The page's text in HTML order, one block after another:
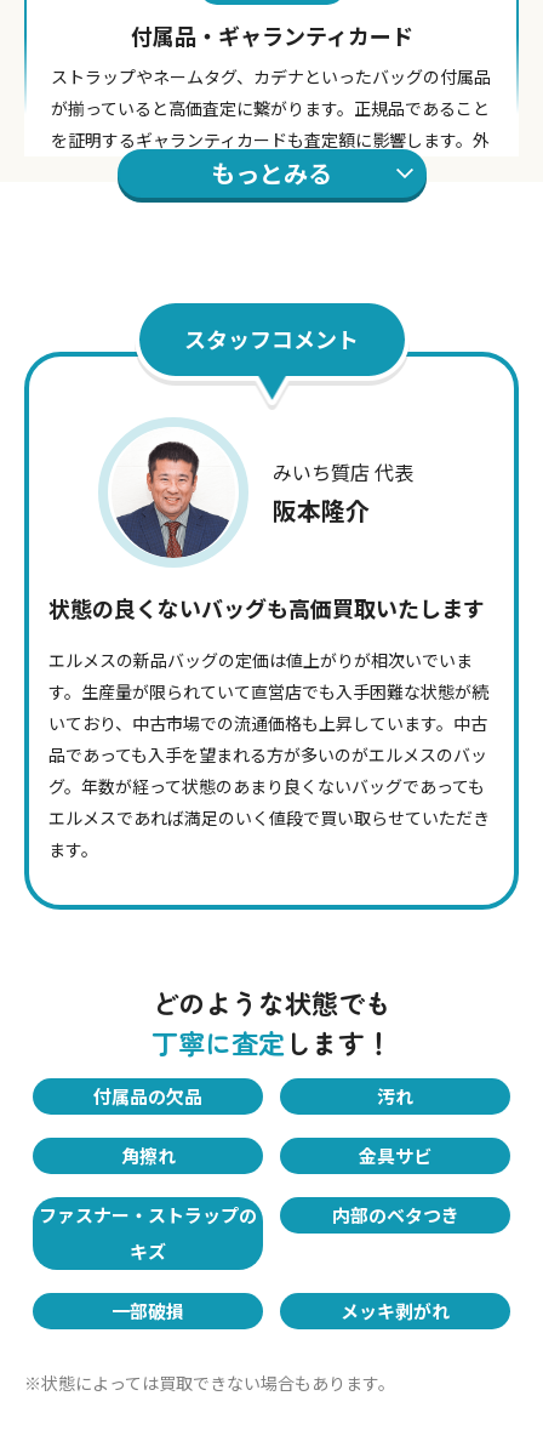
もっとみる
付属品・ギャランティカード
ストラップやネームタグ、カデナといったバッグの付属品
が揃っていると高価査定に繋がります。正規品であること
を証明するギャランティカードも査定額に影響します。外
箱は揃っていなくても構いません。
定番の黒はもちろん、洗練されたグレージュのエトゥープ
はエルメスにしか出せない色と言われるほど絶妙な色合い
で人気のカラーです。黒、エトゥープ、ブラウンの順で買
取価格が高くなる傾向があります。
Point.03
革の張り具合
は張り感があり型崩れしにくい革質が特徴です。新品の
バッグほど張りが強く、査定の際には評価が高くなるポイ
ントになります。
Point.04
イナスポイントになってしまいます。
Point.05
小さめのサイズのバッグ
買取市場では小さいバッグの方が大きいものよりもリセー
ルバリューが高い傾向にあります。同じシリーズのブラン
ドバッグで、定価は大きいサイズの方が高くても買取価格
では逆の結果になるケースも見られます。
Point.06
スタッフコメント
状態の良くないバッグも高価買取いたします
エルメスの新品バッグの定価は値上がりが相次いでいま
す。生産量が限られていて直営店でも入手困難な状態が続
いており、中古市場での流通価格も上昇しています。中古
品であっても入手を望まれる方が多いのがエルメスのバッ
グ。年数が経って状態のあまり良くないバッグであっても
エルメスであれば満足のいく値段で買い取らせていただき
ます。
みいち質店 代表
阪本隆介
どのような状態でも
丁寧に査定 します！
付属品の欠品 汚れ
角擦れ 金具サビ
ファスナー・ストラップの
キズ
内部のベタつき
一部破損 メッキ剥がれ
※状態によっては買取できない場合もあります。